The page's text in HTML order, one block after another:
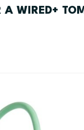
A WIRED+